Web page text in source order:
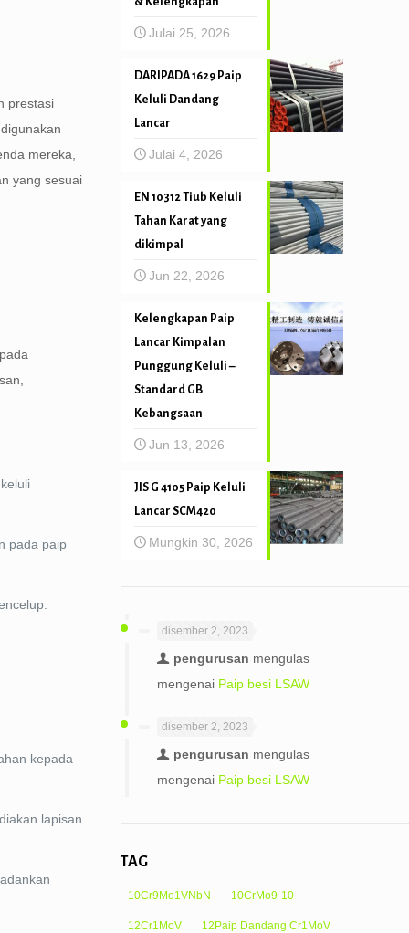
prestasi
mereka,
yang sesuai
pada paip
kepada
lapisan
Julai 25, 2026
DARIPADA 1629 Paip
Keluli Dandang
Lancar
Julai 4, 2026
EN 10312 Tiub Keluli
Tahan Karat yang
dikimpal
Jun 22, 2026
Kelengkapan Paip
Lancar Kimpalan
Punggung Keluli –
Standard GB
Kebangsaan
Jun 13, 2026
JIS G 4105 Paip Keluli
Lancar SCM420
Mungkin 30, 2026
disember 2, 2023
pengurusan mengulas
mengenai Paip besi LSAW
disember 2, 2023
pengurusan mengulas
mengenai Paip besi LSAW
TAG
10Cr9Mo1VNbN 10CrMo9-10
12Cr1MoV 12Paip Dandang Cr1MoV